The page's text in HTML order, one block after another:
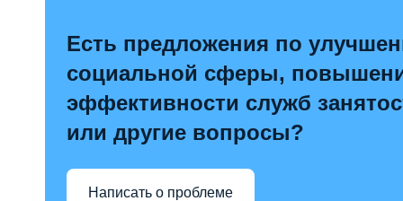
Есть предложения по
социальной сферы,
эффективности служб
или другие вопросы?
Написать о проблеме